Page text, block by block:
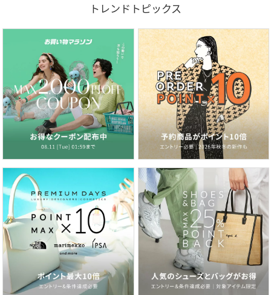
トレンドトピックス